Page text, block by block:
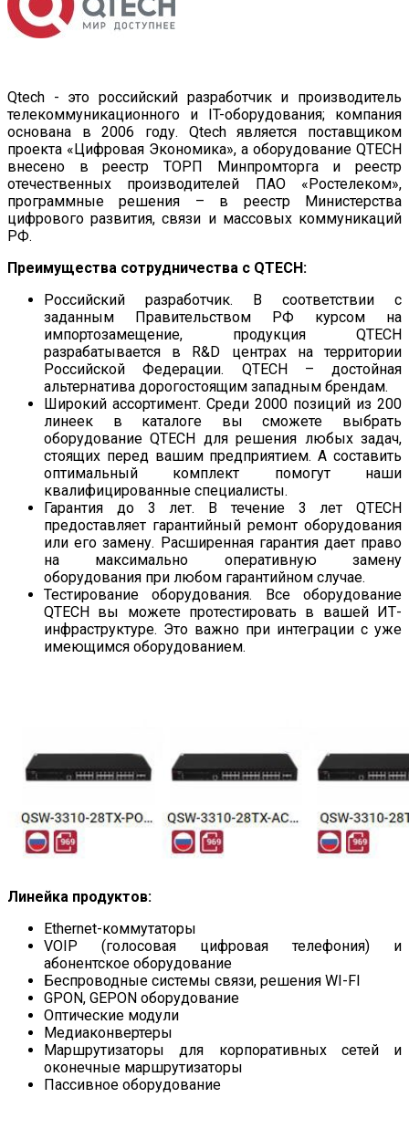
Qtech - это российский разработчик и производитель
телекоммуникационного и IT-оборудования; компания
основана в 2006 году. Qtech является поставщиком
проекта «Цифровая Экономика», а оборудование QTECH
внесено в реестр ТОРП Минпромторга и реестр
отечественных производителей ПАО «Ростелеком»,
программные решения – в реестр Министерства
цифрового развития, связи и массовых коммуникаций
РФ.
Преимущества сотрудничества с QTECH:
Российский разработчик. В соответствии с
заданным Правительством РФ курсом на
импортозамещение, продукция QTECH
разрабатывается в R&D центрах на территории
Российской Федерации. QTECH – достойная
альтернатива дорогостоящим западным брендам.
Широкий ассортимент. Среди 2000 позиций из 200
линеек в каталоге вы сможете выбрать
оборудование QTECH для решения любых задач,
стоящих перед вашим предприятием. А составить
оптимальный комплект помогут наши
квалифицированные специалисты.
Гарантия до 3 лет. В течение 3 лет QTECH
предоставляет гарантийный ремонт оборудования
или его замену. Расширенная гарантия дает право
на максимально оперативную замену
оборудования при любом гарантийном случае.
Тестирование оборудования. Все оборудование
QTECH вы можете протестировать в вашей ИТ-
инфраструктуре. Это важно при интеграции с уже
имеющимся оборудованием.
Линейка продуктов:
Ethernet-коммутаторы
VOIP (голосовая цифровая телефония) и
абонентское оборудование
Беспроводные системы связи, решения WI-FI
GPON, GEPON оборудование
Оптические модули
Медиаконвертеры
Маршрутизаторы для корпоративных сетей и
оконечные маршрутизаторы
Пассивное оборудование